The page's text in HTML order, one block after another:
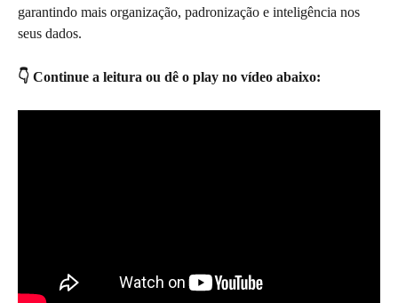
garantindo mais organização, padronização e inteligência nos
seus dados.
👇 Continue a leitura ou dê o play no vídeo abaixo: